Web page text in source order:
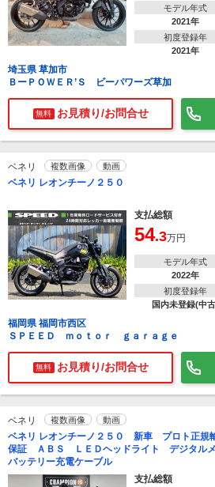
モデル年式
2021年
初度登録年
2021年
埼玉県 草加市
ＢーＰＯＷＥＲ’Ｓ ビーパワーズ草加
無料 お見積り/お問合せ
ベネリ 複数画像 動画
ベネリ レオンチーノ２５０
支払総額
54.3万円
モデル年式
2022年
初度登録年
国内未登録(中
福岡県 福岡市西区
ＳＰＥＥＤ ｍｏｔｏｒ ｇａｒａｇｅ
無料 お見積り/お問合せ
ベネリ 複数画像 動画
ベネリ レオンチーノ２５０ 新車 プロト正
保証 ＡＢＳ ＬＥＤヘッドライト デジタル
バッテリー充電ケーブル
支払総額